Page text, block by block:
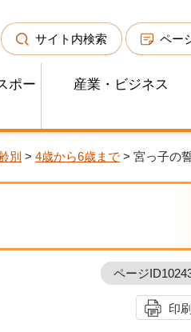
サイト内検索 ペー
ポー
産業・ビジネス
別 > 4歳から6歳まで > 宮っ子の
ページ
印刷